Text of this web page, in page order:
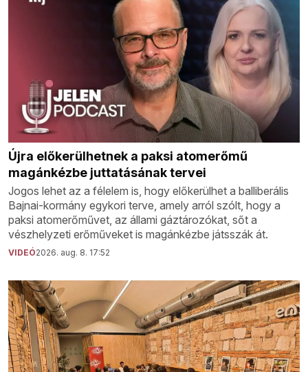
Újra előkerülhetnek a paksi atomerőmű
magánkézbe juttatásának tervei
Jogos lehet az a félelem is, hogy előkerülhet a balliberális
Bajnai-kormány egykori terve, amely arról szólt, hogy a
paksi atomerőművet, az állami gáztározókat, sőt a
vészhelyzeti erőműveket is magánkézbe játsszák át.
VIDEÓ2026. aug. 8. 17:52